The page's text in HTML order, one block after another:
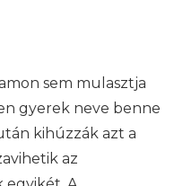
sem mulasztja
gyerek neve benne
kihúzzák azt a
az